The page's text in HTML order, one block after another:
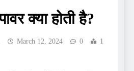
क्या होती है?
March 12, 2024 0
1